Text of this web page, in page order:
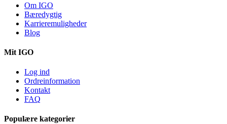
Om IGO
Bæredygtig
Karrieremuligheder
Blog
Mit IGO
Log ind
Ordreinformation
Kontakt
FAQ
Populære kategorier